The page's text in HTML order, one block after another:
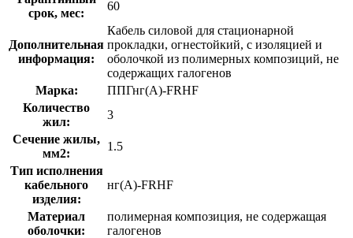
срок, мес:
60
Дополнительная
информация:
Кабель силовой для стационарной
прокладки, огнестойкий, с изоляцией и
оболочкой из полимерных композиций, не
содержащих галогенов
Марка:
ППГнг(A)-FRHF
Количество
жил:
3
Сечение жилы,
мм2:
1.5
Тип исполнения
кабельного
изделия:
нг(A)-FRHF
Материал
оболочки:
полимерная композиция, не содержащая
галогенов